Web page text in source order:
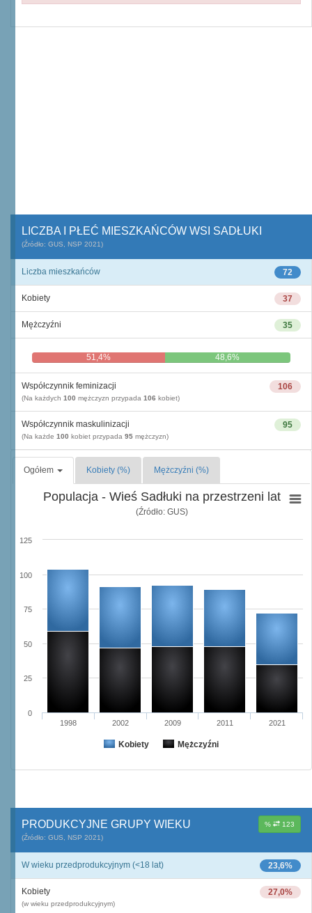
LICZBA I PŁEĆ MIESZKAŃCÓW WSI SADŁUKI
(Źródło: GUS, NSP 2021)
72
Liczba mieszkańców
37
Kobiety
35
Mężczyźni
51,4% 48,6%
106
Współczynnik feminizacji
(Na każdych 100 mężczyzn przypada 106 kobiet)
95
Współczynnik maskulinizacji
(Na każde 100 kobiet przypada 95 mężczyzn)
Ogółem Kobiety (%) Mężczyźni (%)
Populacja - Wieś Sadłuki na przestrzeni lat
(Źródło: GUS)
Kobiety Mężczyźni
1998 2002 2009 2011 2021
0
25
50
75
100
125
% 123
PRODUKCYJNE GRUPY WIEKU
(Źródło: GUS, NSP 2021)
23,6%
W wieku przedprodukcyjnym (<18 lat)
27,0%
Kobiety
(w wieku przedprodukcyjnym)